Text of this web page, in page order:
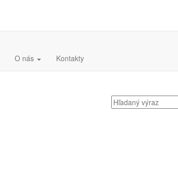
O nás Kontakty